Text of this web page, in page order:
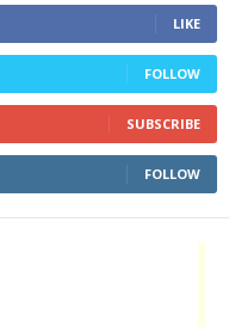
LIKE
FOLLOW
SUBSCRIBE
FOLLOW